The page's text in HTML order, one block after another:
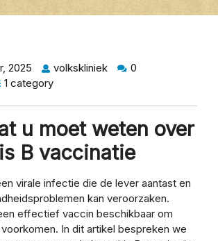
2025 volkskliniek
0
1 category
u moet weten over
B vaccinatie
virale infectie die de lever aantast en
kan veroorzaken.
effectief vaccin beschikbaar om
In dit artikel bespreken we